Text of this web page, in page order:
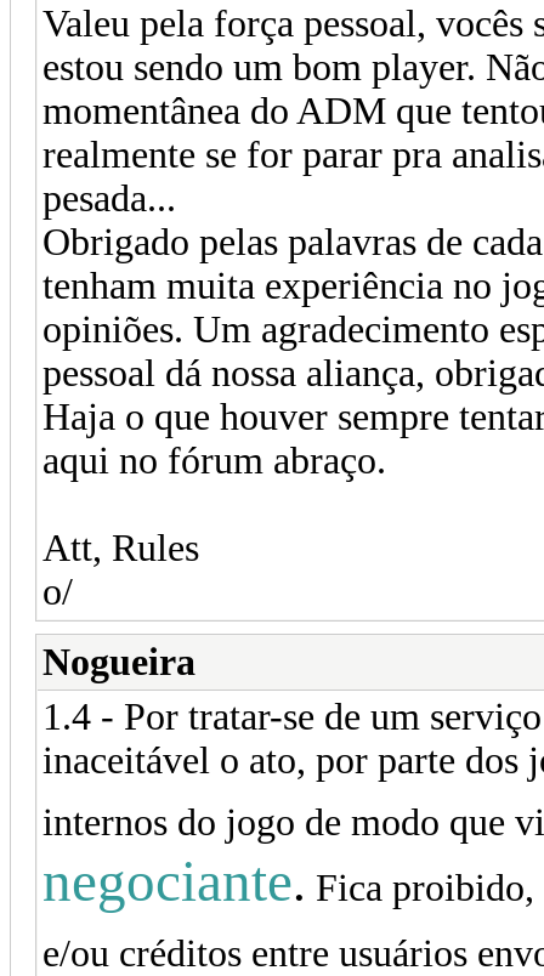
Valeu pela força pessoal,
estou sendo um bom player.
momentânea do ADM que
realmente se for parar pra
pesada...
Obrigado pelas palavras de
tenham muita experiência no
opiniões. Um agradecimento
pessoal dá nossa aliança,
Haja o que houver sempre
aqui no fórum abraço.
Att, Rules
o/
Nogueira
1.4 - Por tratar-se de um
inaceitável o ato, por parte dos
internos do jogo de modo que
negociante. Fica proibido,
e/ou créditos entre usuários